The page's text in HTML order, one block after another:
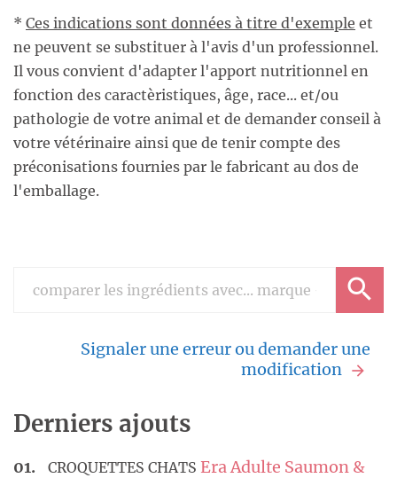
* Ces indications sont données à titre d'exemple et
ne peuvent se substituer à l'avis d'un professionnel.
Il vous convient d'adapter l'apport nutritionnel en
fonction des caractèristiques, âge, race... et/ou
pathologie de votre animal et de demander conseil à
votre vétérinaire ainsi que de tenir compte des
préconisations fournies par le fabricant au dos de
l'emballage.
Signaler une erreur ou demander une
modification
Derniers ajouts
CROQUETTES CHATS Era Adulte Saumon &